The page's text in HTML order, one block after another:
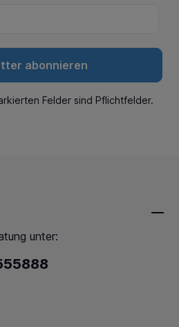
abonnieren
Felder sind Pflichtfelder.
unter: